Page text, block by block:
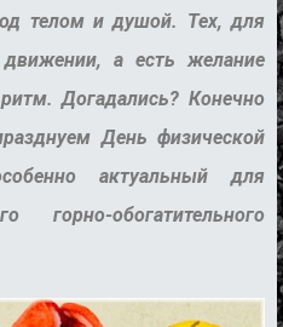
телом и душой. Тех, для
а есть желание
Догадались? Конечно
День физической
актуальный для
горно-обогатительного